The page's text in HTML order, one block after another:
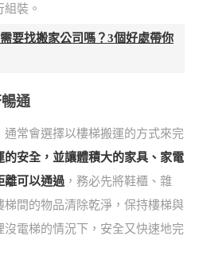
裝。
要找搬家公司嗎？3個好處帶你
通
常會選擇以樓梯搬運的方式來完
的安全，並讓體積大的家具、家電
離可以通過，務必先將鞋櫃、雜
間的物品清除乾淨，保持樓梯與
電梯的情況下，安全又快速地完